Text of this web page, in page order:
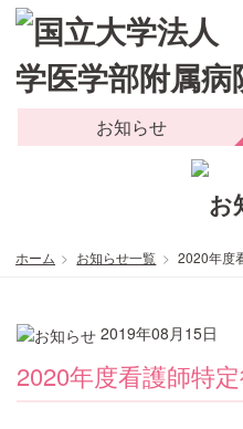
お知らせ
ホーム お知らせ一覧 2020年度
2019年08月15日
2020年度看護師特